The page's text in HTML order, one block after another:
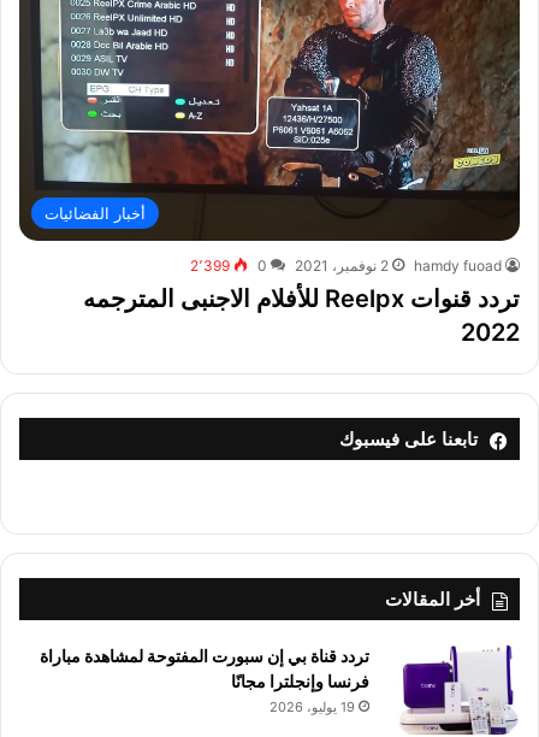
أخبار الفضائيات
hamdy fuoad 2 نوفمبر، 2021 0 2٬399
تردد قنوات Reelpx للأفلام الاجنبى المترجمه
2022
تابعنا على فيسبوك
أخر المقالات
تردد قناة بي إن سبورت المفتوحة لمشاهدة مباراة
فرنسا وإنجلترا مجانًا
19 يوليو، 2026